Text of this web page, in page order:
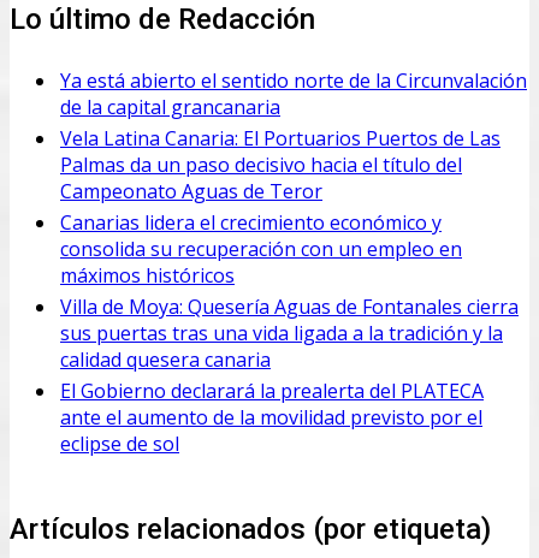
Lo último de Redacción
Ya está abierto el sentido norte de la Circunvalación
de la capital grancanaria
Vela Latina Canaria: El Portuarios Puertos de Las
Palmas da un paso decisivo hacia el título del
Campeonato Aguas de Teror
Canarias lidera el crecimiento económico y
consolida su recuperación con un empleo en
máximos históricos
Villa de Moya: Quesería Aguas de Fontanales cierra
sus puertas tras una vida ligada a la tradición y la
calidad quesera canaria
El Gobierno declarará la prealerta del PLATECA
ante el aumento de la movilidad previsto por el
eclipse de sol
Artículos relacionados (por etiqueta)